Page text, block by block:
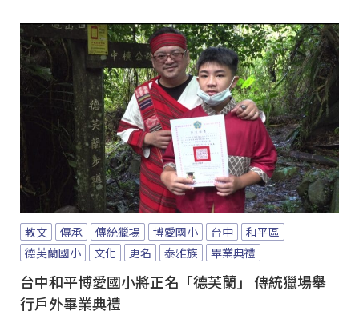
教文 傳承 傳統獵場 博愛國小 台中
和平區
德芙蘭國小
文化 更名 泰雅族 畢業典禮
台中和平博愛國小將正名「德芙蘭」 傳統獵場舉
行戶外畢業典禮